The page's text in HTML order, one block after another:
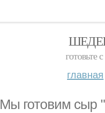
готовьте
главная
Мы готовим сыр